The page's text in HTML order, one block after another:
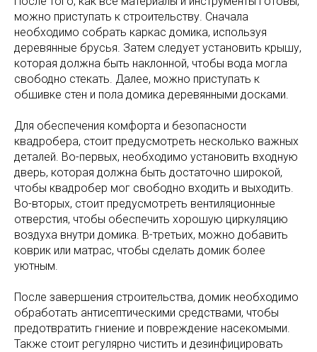
можно приступать к строительству. Сначала
необходимо собрать каркас домика, используя
деревянные брусья. Затем следует установить крышу,
которая должна быть наклонной, чтобы вода могла
свободно стекать. Далее, можно приступать к
обшивке стен и пола домика деревянными досками.
Для обеспечения комфорта и безопасности
квадробера, стоит предусмотреть несколько важных
деталей. Во-первых, необходимо установить входную
дверь, которая должна быть достаточно широкой,
чтобы квадробер мог свободно входить и выходить.
Во-вторых, стоит предусмотреть вентиляционные
отверстия, чтобы обеспечить хорошую циркуляцию
воздуха внутри домика. В-третьих, можно добавить
коврик или матрас, чтобы сделать домик более
уютным.
После завершения строительства, домик необходимо
обработать антисептическими средствами, чтобы
предотвратить гниение и повреждение насекомыми.
Также стоит регулярно чистить и дезинфицировать